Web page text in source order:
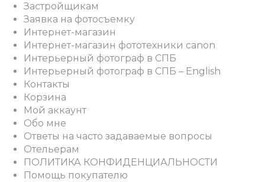
Застройщикам
Заявка на фотосъемку
Интернет-магазин
Интернет-магазин фототехники canon
Интерьерный фотограф в СПБ
Интерьерный фотограф в СПБ – English
Контакты
Корзина
Мой аккаунт
Обо мне
Ответы на часто задаваемые вопросы
Отельерам
ПОЛИТИКА КОНФИДЕНЦИАЛЬНОСТИ
Помощь покупателю